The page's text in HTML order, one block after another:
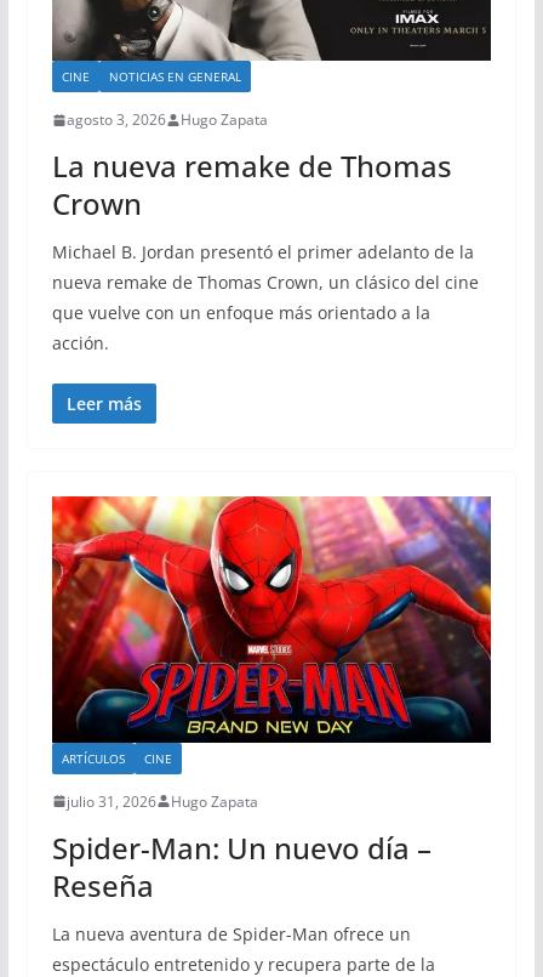
CINE NOTICIAS EN GENERAL
agosto 3, 2026 Hugo Zapata
La nueva remake de Thomas
Crown
Michael B. Jordan presentó el primer adelanto de la
nueva remake de Thomas Crown, un clásico del cine
que vuelve con un enfoque más orientado a la
acción.
Leer más
ARTÍCULOS CINE
julio 31, 2026 Hugo Zapata
Spider-Man: Un nuevo día –
Reseña
La nueva aventura de Spider-Man ofrece un
espectáculo entretenido y recupera parte de la